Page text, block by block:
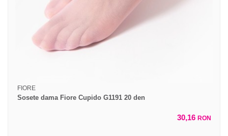
FIORE
Sosete dama Fiore Cupido G1191 20 den
30,16 RON